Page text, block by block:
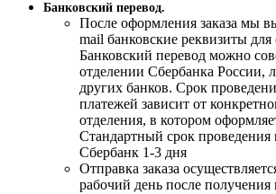
Банковский перевод.
После оформления заказа мы
mail банковские реквизиты для
Банковский перевод можно
отделении Сбербанка России,
других банков. Срок
платежей зависит от
отделения, в котором
Стандартный срок проведения
Сбербанк 1-3 дня
Отправка заказа
рабочий день после получения